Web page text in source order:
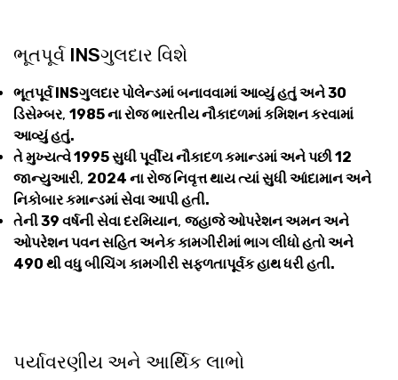
ભૂતપૂર્વ INSગુલદાર વિશે
ભૂતપૂર્વ INSગુલદાર પોલેન્ડમાં બનાવવામાં આવ્યું હતું અને 30
ડિસેમ્બર, 1985 ના રોજ ભારતીય નૌકાદળમાં કમિશન કરવામાં
આવ્યું હતું.
તે મુખ્યત્વે 1995 સુધી પૂર્વીય નૌકાદળ કમાન્ડમાં અને પછી 12
જાન્યુઆરી, 2024 ના રોજ નિવૃત્ત થાય ત્યાં સુધી આંદામાન અને
નિકોબાર કમાન્ડમાં સેવા આપી હતી.
તેની 39 વર્ષની સેવા દરમિયાન, જહાજે ઓપરેશન અમન અને
ઓપરેશન પવન સહિત અનેક કામગીરીમાં ભાગ લીધો હતો અને
490 થી વધુ બીચિંગ કામગીરી સફળતાપૂર્વક હાથ ધરી હતી.
પર્યાવરણીય અને આર્થિક લાભો